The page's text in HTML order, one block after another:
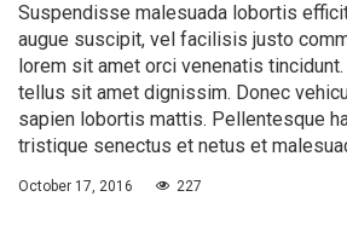
Suspendisse malesuada lobortis
augue suscipit, vel facilisis justo
lorem sit amet orci venenatis
tellus sit amet dignissim. Donec
sapien lobortis mattis. Pellentesque
tristique senectus et netus et
October 17, 2016 227